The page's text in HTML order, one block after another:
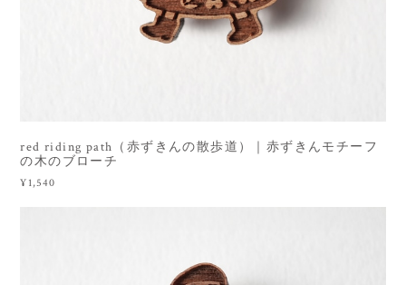
red riding path（赤ずきんの散歩道）｜赤ずきんモチーフ
の木のブローチ
¥1,540